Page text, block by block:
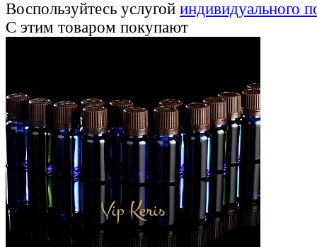
Воспользуйтесь услугой индивидуального
С этим товаром покупают